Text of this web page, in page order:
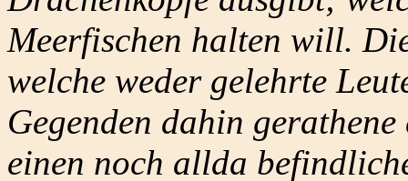
Meerfischen halten will.
welche weder gelehrte
Gegenden dahin
einen noch allda